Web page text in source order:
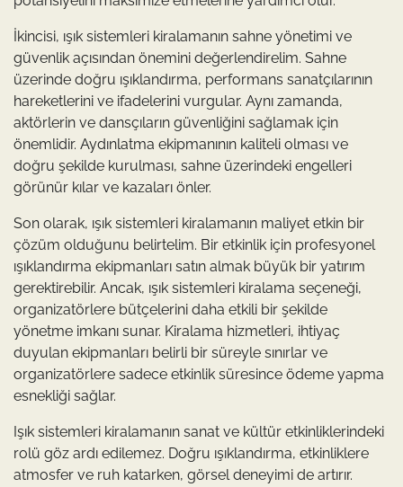
İkincisi, ışık sistemleri kiralamanın sahne yönetimi ve
güvenlik açısından önemini değerlendirelim. Sahne
üzerinde doğru ışıklandırma, performans sanatçılarının
hareketlerini ve ifadelerini vurgular. Aynı zamanda,
aktörlerin ve dansçıların güvenliğini sağlamak için
önemlidir. Aydınlatma ekipmanının kaliteli olması ve
doğru şekilde kurulması, sahne üzerindeki engelleri
görünür kılar ve kazaları önler.
Son olarak, ışık sistemleri kiralamanın maliyet etkin bir
çözüm olduğunu belirtelim. Bir etkinlik için profesyonel
ışıklandırma ekipmanları satın almak büyük bir yatırım
gerektirebilir. Ancak, ışık sistemleri kiralama seçeneği,
organizatörlere bütçelerini daha etkili bir şekilde
yönetme imkanı sunar. Kiralama hizmetleri, ihtiyaç
duyulan ekipmanları belirli bir süreyle sınırlar ve
organizatörlere sadece etkinlik süresince ödeme yapma
esnekliği sağlar.
Işık sistemleri kiralamanın sanat ve kültür etkinliklerindeki
rolü göz ardı edilemez. Doğru ışıklandırma, etkinliklere
atmosfer ve ruh katarken, görsel deneyimi de artırır.